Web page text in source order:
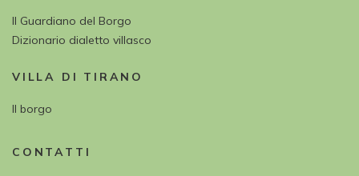
Il Guardiano del Borgo
Dizionario dialetto villasco
VILLA DI TIRANO
Il borgo
CONTATTI